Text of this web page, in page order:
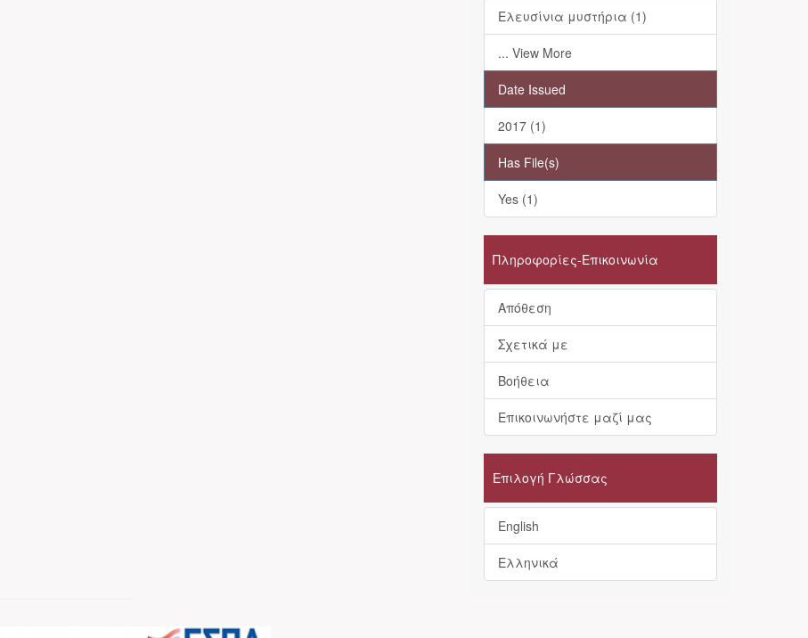
Ελευσίνια μυστήρια (1)
... View More
Date Issued
2017 (1)
Has File(s)
Yes (1)
Πληροφορίες-Επικοινωνία
Απόθεση
Σχετικά με
Βοήθεια
Επικοινωνήστε μαζί μας
Επιλογή Γλώσσας
English
Ελληνικά